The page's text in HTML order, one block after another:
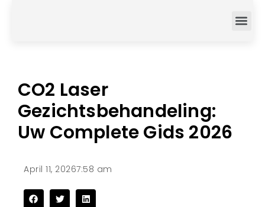
CO2 Laser
Gezichtsbehandeling:
Uw Complete Gids 2026
April 11, 20267:58 am